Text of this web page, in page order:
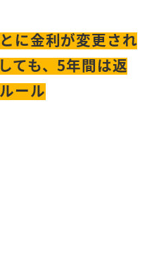
に金利が変更され
ても、5年間は返
ール